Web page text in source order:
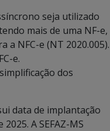
seja utilizado
mais de uma NF-e,
a NFC-e (NT 2020.005).
e.
dos
data de implantação
A SEFAZ-MS